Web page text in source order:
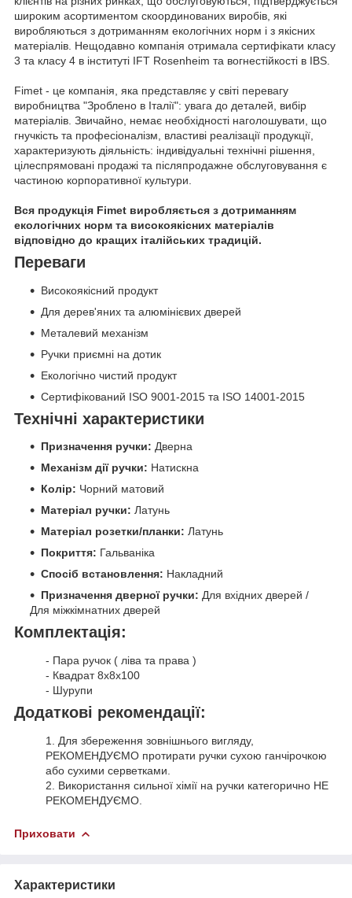
широким асортиментом скоординованих виробів, які
виробляються з дотриманням екологічних норм і з якісних
матеріалів. Нещодавно компанія отримала сертифікати класу
3 та класу 4 в інституті IFT Rosenheim та вогнестійкості в IBS.
Fimet - це компанія, яка представляє у світі перевагу
виробництва "Зроблено в Італії": увага до деталей, вибір
матеріалів. Звичайно, немає необхідності наголошувати, що
гнучкість та професіоналізм, властиві реалізації продукції,
характеризують діяльність: індивідуальні технічні рішення,
цілеспрямовані продажі та післяпродажне обслуговування є
частиною корпоративної культури.
Вся продукція Fimet виробляється з дотриманням
екологічних норм та високоякісних матеріалів
відповідно до кращих італійських традицій.
Переваги
Високоякісний продукт
Для дерев'яних та алюмінієвих дверей
Металевий механізм
Ручки приємні на дотик
Екологічно чистий продукт
Сертифікований ISO 9001-2015 та ISO 14001-2015
Технічні характеристики
Призначення ручки: Дверна
Механізм дії ручки: Натискна
Колір: Чорний матовий
Матеріал ручки: Латунь
Матеріал розетки/планки: Латунь
Покриття: Гальваніка
Спосіб встановлення: Накладний
Призначення дверної ручки: Для вхідних дверей /
Для міжкімнатних дверей
Комплектація:
- Пара ручок ( ліва та права )
- Квадрат 8х8х100
- Шурупи
Додаткові рекомендації:
1. Для збереження зовнішнього вигляду,
РЕКОМЕНДУЄМО протирати ручки сухою ганчірочкою
або сухими серветками.
2. Використання сильної хімії на ручки категорично НЕ
РЕКОМЕНДУЄМО.
Приховати
Характеристики